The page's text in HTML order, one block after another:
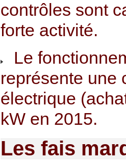
contrôles sont
forte activité.
Le
représente une
électrique
kW en 2015.
Les fais